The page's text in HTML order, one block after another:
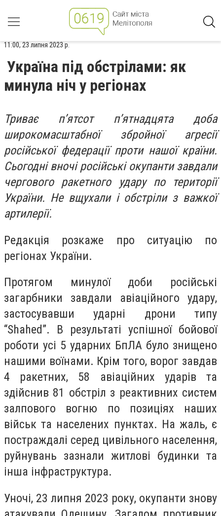
11:00, 23 липня 2023 р.
Україна під обстрілами: як
минула ніч у регіонах
Триває п’ятсот п’ятнадцята доба
широкомасштабної збройної агресії
російської федерації проти нашої країни.
Сьогодні вночі російські окупанти завдали
чергового ракетного удару по території
України. Не вщухали і обстріли з важкої
артилерії.
Редакція розкаже про ситуацію по
регіонах України.
Протягом минулої доби російські
загарбники завдали авіаційного удару,
застосувавши ударні дрони типу
“Shahed”. В результаті успішної бойової
роботи усі 5 ударних БпЛА було знищено
нашими воїнами. Крім того, ворог завдав
4 ракетних, 58 авіаційних ударів та
здійснив 81 обстріл з реактивних систем
залпового вогню по позиціях наших
військ та населених пунктах. На жаль, є
постраждалі серед цивільного населення,
руйнувань зазнали житлові будинки та
інша інфраструктура.
Уночі, 23 липня 2023 року, окупанти знову